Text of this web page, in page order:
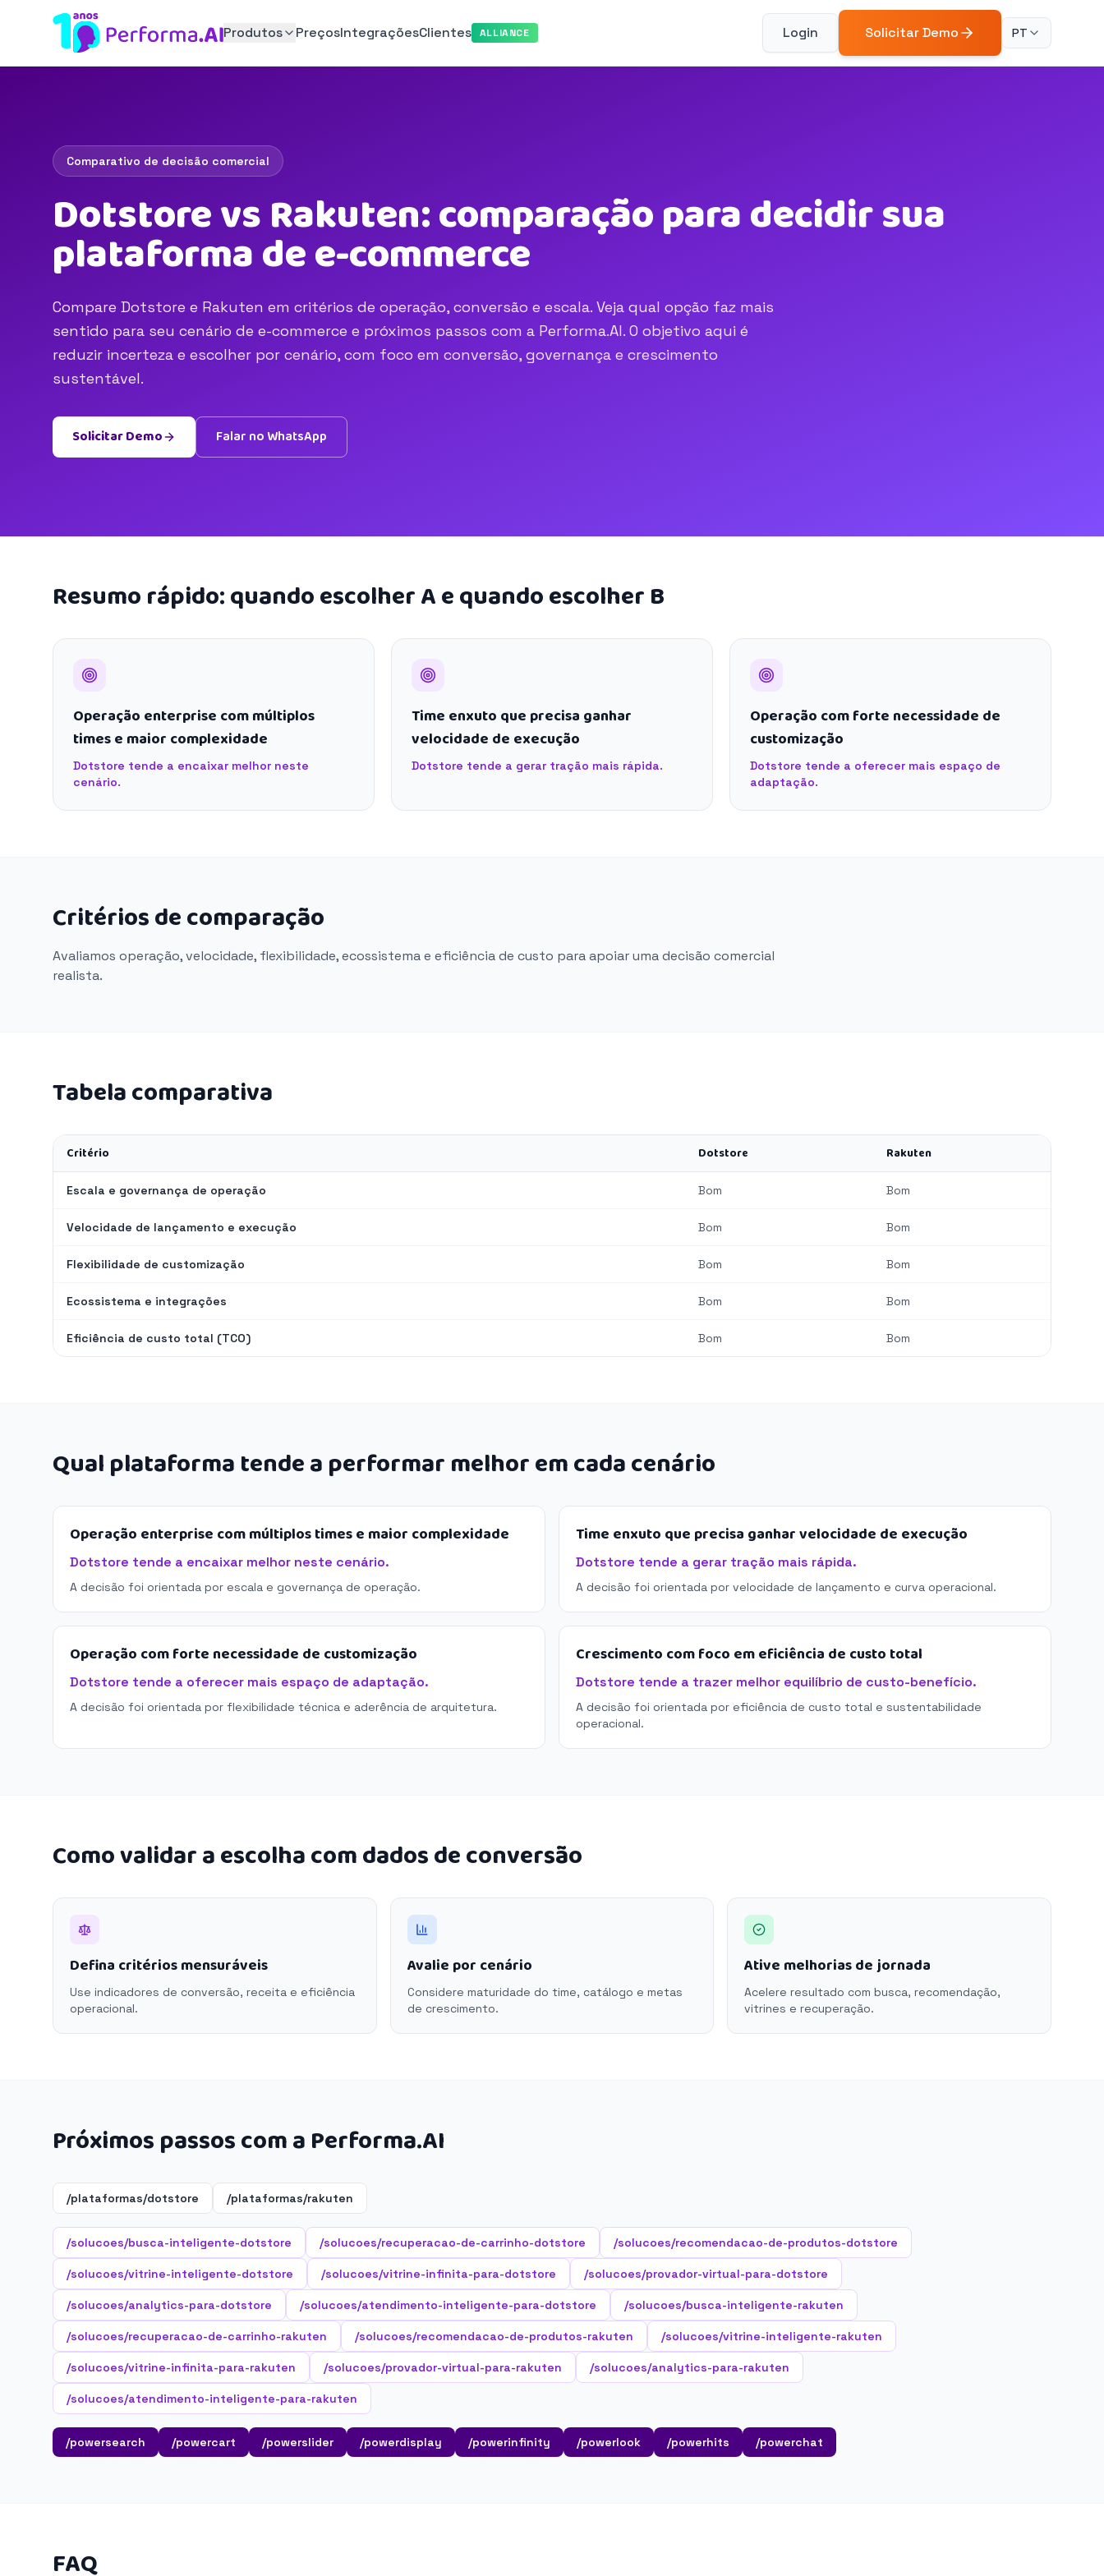
Produtos PreçosIntegraçõesClientes ALLIANCE Login Solicitar Demo PT
Comparativo de decisão comercial
Dotstore vs Rakuten: comparação para decidir sua
plataforma de e-commerce
Compare Dotstore e Rakuten em critérios de operação, conversão e escala. Veja qual opção faz mais
sentido para seu cenário de e-commerce e próximos passos com a Performa.AI. O objetivo aqui é
reduzir incerteza e escolher por cenário, com foco em conversão, governança e crescimento
sustentável.
Solicitar Demo Falar no WhatsApp
Resumo rápido: quando escolher A e quando escolher B
Operação enterprise com múltiplos
times e maior complexidade
Dotstore tende a encaixar melhor neste
cenário.
Time enxuto que precisa ganhar
velocidade de execução
Dotstore tende a gerar tração mais rápida.
Operação com forte necessidade de
customização
Dotstore tende a oferecer mais espaço de
adaptação.
Critérios de comparação
Avaliamos operação, velocidade, flexibilidade, ecossistema e eficiência de custo para apoiar uma decisão comercial
realista.
Tabela comparativa
Critério Dotstore Rakuten
Escala e governança de operação Bom Bom
Velocidade de lançamento e execução Bom Bom
Flexibilidade de customização Bom Bom
Ecossistema e integrações Bom Bom
Eficiência de custo total (TCO) Bom Bom
Qual plataforma tende a performar melhor em cada cenário
Operação enterprise com múltiplos times e maior complexidade
Dotstore tende a encaixar melhor neste cenário.
A decisão foi orientada por escala e governança de operação.
Time enxuto que precisa ganhar velocidade de execução
Dotstore tende a gerar tração mais rápida.
A decisão foi orientada por velocidade de lançamento e curva operacional.
Operação com forte necessidade de customização
Dotstore tende a oferecer mais espaço de adaptação.
A decisão foi orientada por flexibilidade técnica e aderência de arquitetura.
Crescimento com foco em eficiência de custo total
Dotstore tende a trazer melhor equilíbrio de custo-benefício.
A decisão foi orientada por eficiência de custo total e sustentabilidade
operacional.
Como validar a escolha com dados de conversão
Defina critérios mensuráveis
Use indicadores de conversão, receita e eficiência
operacional.
Avalie por cenário
Considere maturidade do time, catálogo e metas
de crescimento.
Ative melhorias de jornada
Acelere resultado com busca, recomendação,
vitrines e recuperação.
Próximos passos com a Performa.AI
/plataformas/dotstore /plataformas/rakuten
/solucoes/busca-inteligente-dotstore /solucoes/recuperacao-de-carrinho-dotstore /solucoes/recomendacao-de-produtos-dotstore
/solucoes/vitrine-inteligente-dotstore /solucoes/vitrine-infinita-para-dotstore /solucoes/provador-virtual-para-dotstore
/solucoes/analytics-para-dotstore /solucoes/atendimento-inteligente-para-dotstore /solucoes/busca-inteligente-rakuten
/solucoes/recuperacao-de-carrinho-rakuten /solucoes/recomendacao-de-produtos-rakuten /solucoes/vitrine-inteligente-rakuten
/solucoes/vitrine-infinita-para-rakuten /solucoes/provador-virtual-para-rakuten /solucoes/analytics-para-rakuten
/solucoes/atendimento-inteligente-para-rakuten
/powersearch /powercart /powerslider /powerdisplay /powerinfinity /powerlook /powerhits /powerchat
FAQ